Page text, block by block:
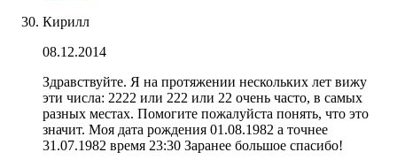
Кирилл
08.12.2014
Здравствуйте. Я на протяжении нескольких лет вижу
эти числа: 2222 или 222 или 22 очень часто, в самых
разных местах. Помогите пожалуйста понять, что это
значит. Моя дата рождения 01.08.1982 а точнее
31.07.1982 время 23:30 Заранее большое спасибо!